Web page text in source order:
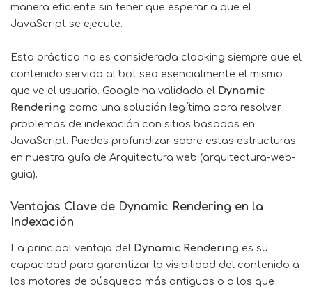
manera eficiente sin tener que esperar a que el
JavaScript se ejecute.
Esta práctica no es considerada cloaking siempre que el
contenido servido al bot sea esencialmente el mismo
que ve el usuario. Google ha validado el Dynamic
Rendering como una solución legítima para resolver
problemas de indexación con sitios basados en
JavaScript. Puedes profundizar sobre estas estructuras
en nuestra guía de Arquitectura web (arquitectura-web-
guia).
Ventajas Clave de Dynamic Rendering en la
Indexación
La principal ventaja del Dynamic Rendering es su
capacidad para garantizar la visibilidad del contenido a
los motores de búsqueda más antiguos o a los que